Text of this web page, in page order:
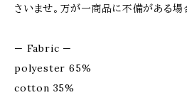
さいませ。万が一商品に不備がある場
— Fabric —
polyester 65%
cotton 35%